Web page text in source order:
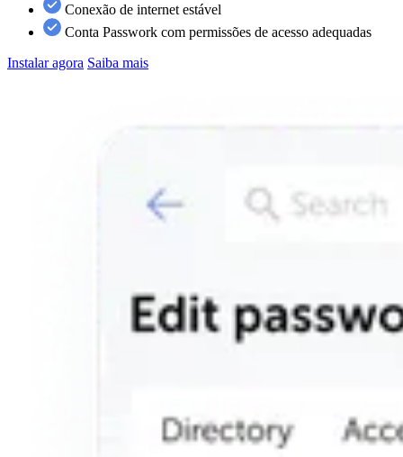
Conexão de internet estável
Conta Passwork com permissões de acesso adequadas
Instalar agora Saiba mais